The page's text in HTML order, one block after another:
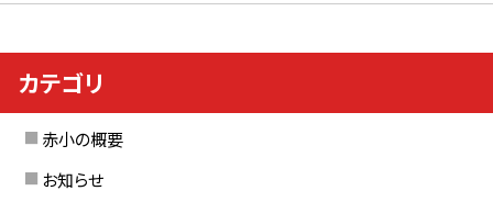
カテゴリ
赤小の概要
お知らせ